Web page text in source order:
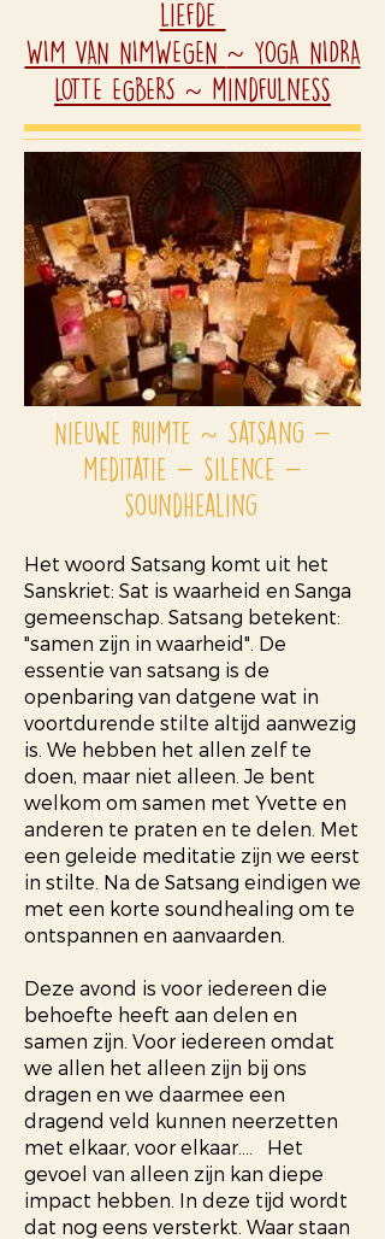
liefde
WIM VAN NIMWEGEN ~ YOGA NIDRA
LOTTE EGBERS ~ mindfulness
Nieuwe ruimte ~ Satsang -
meditatie - silence -
soundhealing
Het woord Satsang komt uit het
Sanskriet: Sat is waarheid en Sanga
gemeenschap. Satsang betekent:
"samen zijn in waarheid". De
essentie van satsang is de
openbaring van datgene wat in
voortdurende stilte altijd aanwezig
is. We hebben het allen zelf te
doen, maar niet alleen. Je bent
welkom om samen met Yvette en
anderen te praten en te delen. Met
een geleide meditatie zijn we eerst
in stilte. Na de Satsang eindigen we
met een korte soundhealing om te
ontspannen en aanvaarden.
Deze avond is voor iedereen die
behoefte heeft aan delen en
samen zijn. Voor iedereen omdat
we allen het alleen zijn bij ons
dragen en we daarmee een
dragend veld kunnen neerzetten
met elkaar, voor elkaar.... Het
gevoel van alleen zijn kan diepe
impact hebben. In deze tijd wordt
dat nog eens versterkt. Waar staan